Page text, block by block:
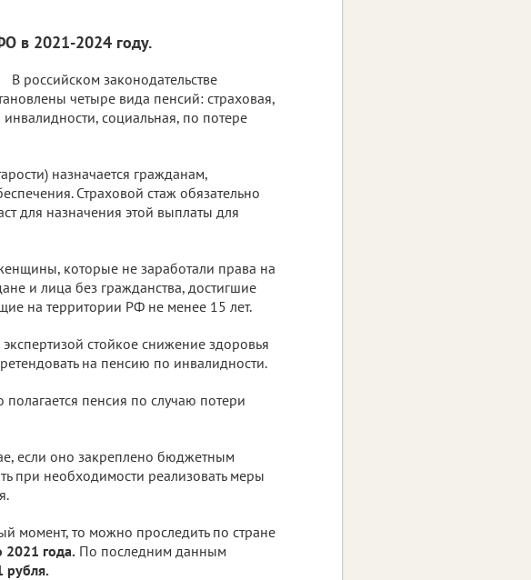
в 2021-2024 году.
В российском законодательстве
четыре вида пенсий: страховая,
инвалидности, социальная, по потере
назначается гражданам,
Страховой стаж обязательно
для назначения этой выплаты для
которые не заработали права на
и лица без гражданства, достигшие
на территории РФ не менее 15 лет.
стойкое снижение здоровья
на пенсию по инвалидности.
пенсия по случаю потери
если оно закреплено бюджетным
при необходимости реализовать меры
момент, то можно проследить по стране
2021 года. По последним данным
рубля.